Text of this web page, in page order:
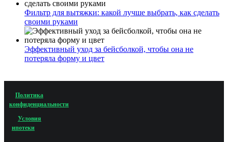
Фильтр для вытяжки: какой лучше выбрать, как сделать
своими руками
Эффективный уход за бейсболкой, чтобы она не
потеряла форму и цвет
Политика
конфиденциальности
Условия
ипотеки